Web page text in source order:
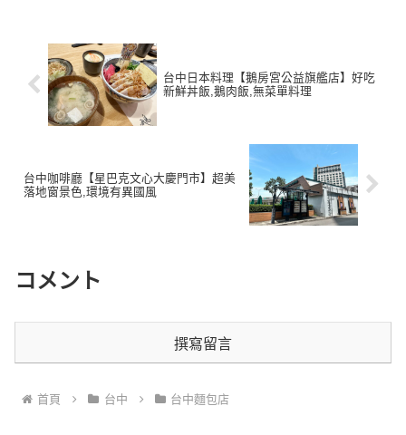
台中日本料理【鵝房宮公益旗艦店】好吃
新鮮丼飯,鵝肉飯,無菜單料理
台中咖啡廳【星巴克文心大慶門市】超美
落地窗景色,環境有異國風
コメント
撰寫留言
首頁 台中 台中麵包店